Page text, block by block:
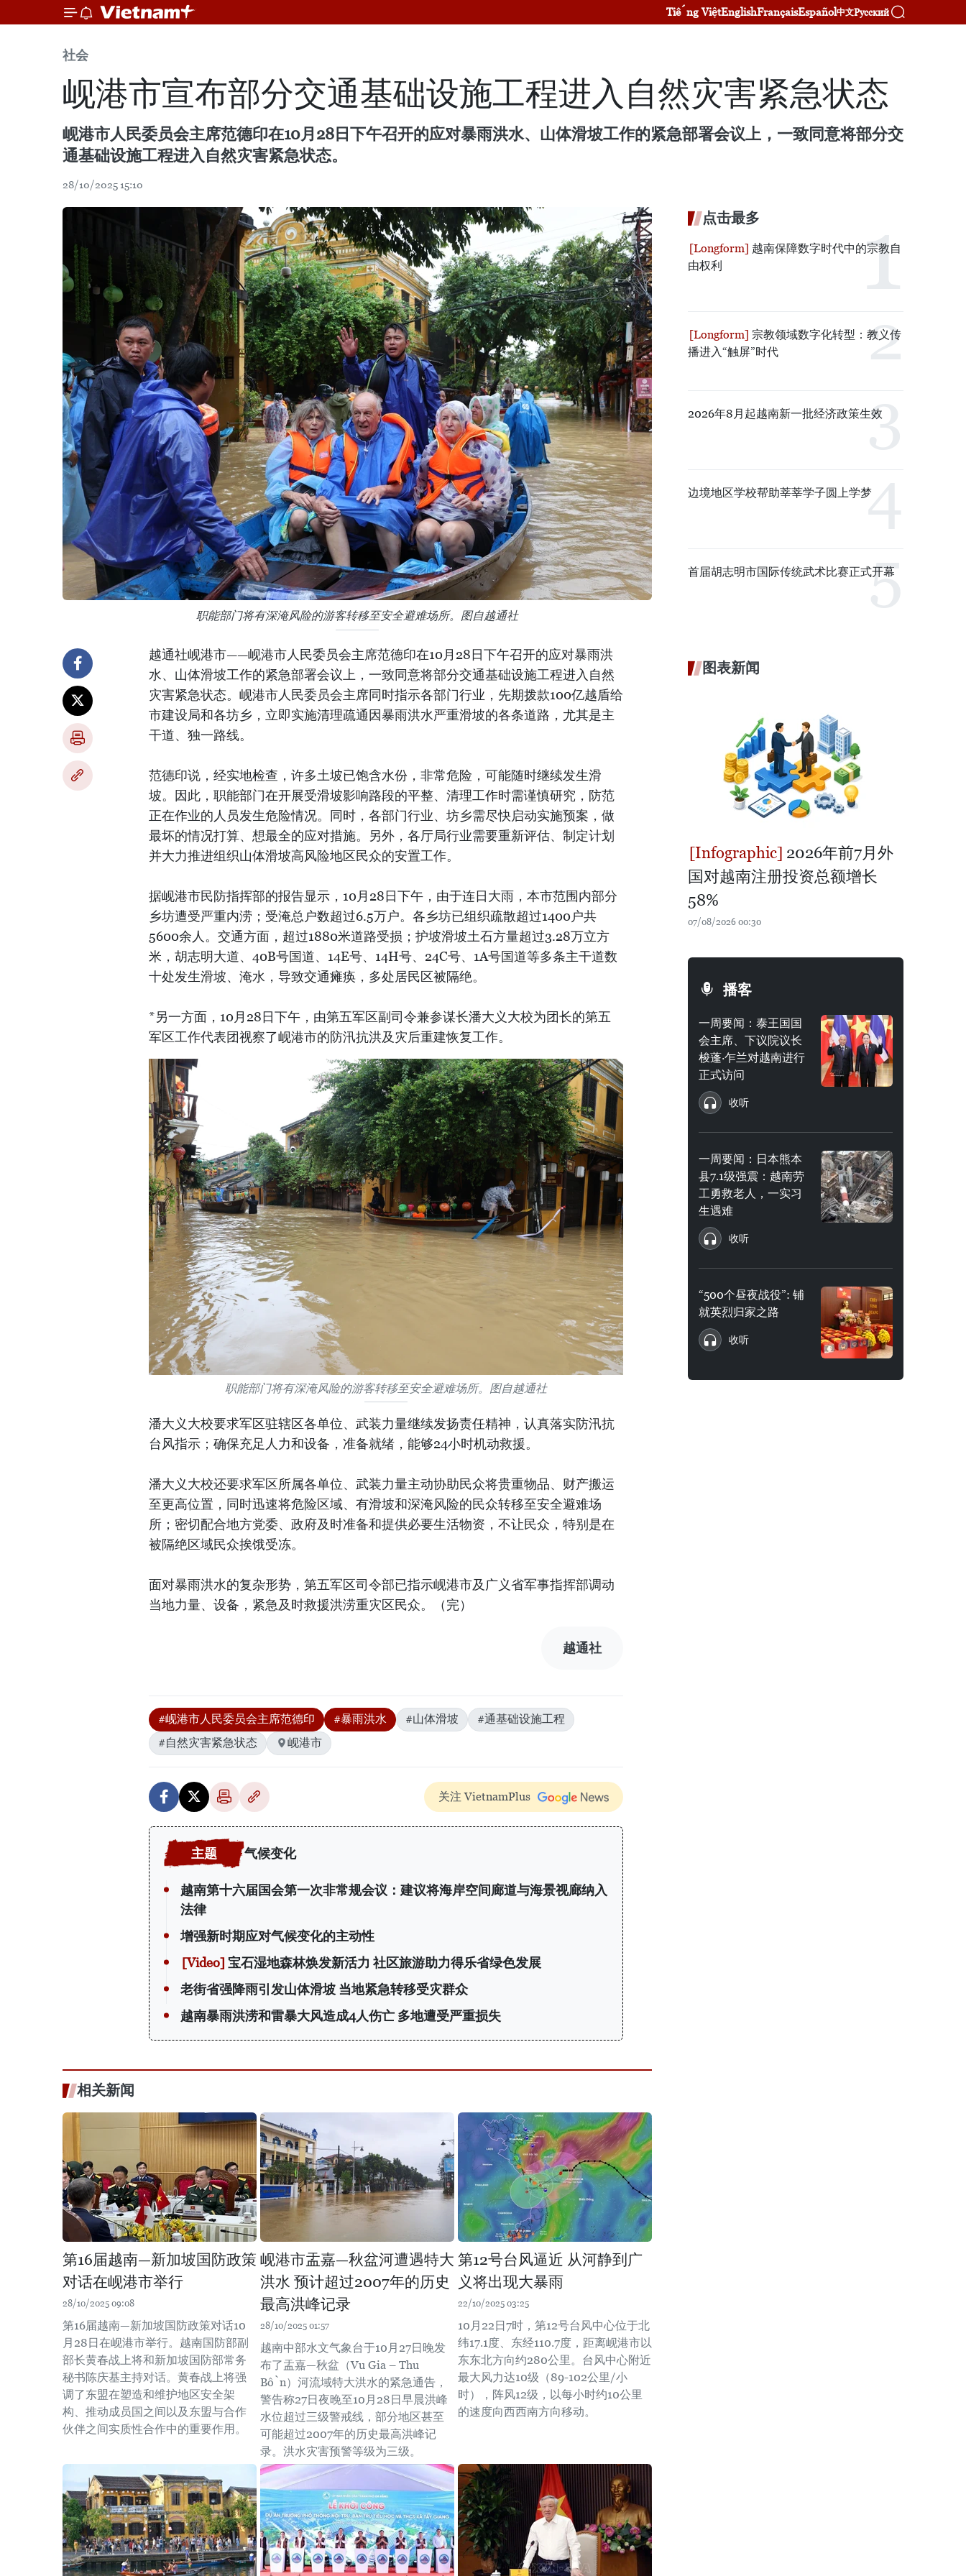
Tiếng ViệtEnglishFrançaisEspañol中文Русский
社会
岘港市宣布部分交通基础设施工程进入自然灾害紧急状态
岘港市人民委员会主席范德印在10月28日下午召开的应对暴雨洪水、山体滑坡工作的紧急部署会议上，一致同意将部分交
通基础设施工程进入自然灾害紧急状态。
28/10/2025 15:10
职能部门将有深淹风险的游客转移至安全避难场所。图自越通社
越通社岘港市——岘港市人民委员会主席范德印在10月28日下午召开的应对暴雨洪
水、山体滑坡工作的紧急部署会议上，一致同意将部分交通基础设施工程进入自然
灾害紧急状态。岘港市人民委员会主席同时指示各部门行业，先期拨款100亿越盾给
市建设局和各坊乡，立即实施清理疏通因暴雨洪水严重滑坡的各条道路，尤其是主
干道、独一路线。
范德印说，经实地检查，许多土坡已饱含水份，非常危险，可能随时继续发生滑
坡。因此，职能部门在开展受滑坡影响路段的平整、清理工作时需谨慎研究，防范
正在作业的人员发生危险情况。同时，各部门行业、坊乡需尽快启动实施预案，做
最坏的情况打算、想最全的应对措施。另外，各厅局行业需要重新评估、制定计划
并大力推进组织山体滑坡高风险地区民众的安置工作。
据岘港市民防指挥部的报告显示，10月28日下午，由于连日大雨，本市范围内部分
乡坊遭受严重内涝；受淹总户数超过6.5万户。各乡坊已组织疏散超过1400户共
5600余人。交通方面，超过1880米道路受损；护坡滑坡土石方量超过3.28万立方
米，胡志明大道、40B号国道、14E号、14H号、24C号、1A号国道等多条主干道数
十处发生滑坡、淹水，导致交通瘫痪，多处居民区被隔绝。
*另一方面，10月28日下午，由第五军区副司令兼参谋长潘大义大校为团长的第五
军区工作代表团视察了岘港市的防汛抗洪及灾后重建恢复工作。
职能部门将有深淹风险的游客转移至安全避难场所。图自越通社
潘大义大校要求军区驻辖区各单位、武装力量继续发扬责任精神，认真落实防汛抗
台风指示；确保充足人力和设备，准备就绪，能够24小时机动救援。
潘大义大校还要求军区所属各单位、武装力量主动协助民众将贵重物品、财产搬运
至更高位置，同时迅速将危险区域、有滑坡和深淹风险的民众转移至安全避难场
所；密切配合地方党委、政府及时准备和提供必要生活物资，不让民众，特别是在
被隔绝区域民众挨饿受冻。
面对暴雨洪水的复杂形势，第五军区司令部已指示岘港市及广义省军事指挥部调动
当地力量、设备，紧急及时救援洪涝重灾区民众。（完）
越通社
#岘港市人民委员会主席范德印 #暴雨洪水 #山体滑坡
#通基础设施工程
#自然灾害紧急状态
岘港市
关注 VietnamPlus
气候变化
越南第十六届国会第一次非常规会议：建议将海岸空间廊道与海景视廊纳入
法律
增强新时期应对气候变化的主动性
宝石湿地森林焕发新活力 社区旅游助力得乐省绿色发展
老街省强降雨引发山体滑坡 当地紧急转移受灾群众
越南暴雨洪涝和雷暴大风造成4人伤亡 多地遭受严重损失
相关新闻
第16届越南—新加坡国防政策
对话在岘港市举行
28/10/2025 09:08
第16届越南—新加坡国防政策对话10
月28日在岘港市举行。越南国防部副
部长黄春战上将和新加坡国防部常务
秘书陈庆基主持对话。黄春战上将强
调了东盟在塑造和维护地区安全架
构、推动成员国之间以及东盟与合作
伙伴之间实质性合作中的重要作用。
岘港市盂嘉—秋盆河遭遇特大
洪水 预计超过2007年的历史
最高洪峰记录
28/10/2025 01:57
越南中部水文气象台于10月27日晚发
布了盂嘉—秋盆（Vu Gia – Thu
Bồn）河流域特大洪水的紧急通告，
警告称27日夜晚至10月28日早晨洪峰
水位超过三级警戒线，部分地区甚至
可能超过2007年的历史最高洪峰记
录。洪水灾害预警等级为三级。
第12号台风逼近 从河静到广
义将出现大暴雨
22/10/2025 03:25
10月22日7时，第12号台风中心位于北
纬17.1度、东经110.7度，距离岘港市以
东东北方向约280公里。台风中心附近
最大风力达10级（89-102公里/小
时），阵风12级，以每小时约10公里
的速度向西西南方向移动。
点击最多
越南保障数字时代中的宗教自
由权利
宗教领域数字化转型：教义传
播进入“触屏”时代
2026年8月起越南新一批经济政策生效
边境地区学校帮助莘莘学子圆上学梦
首届胡志明市国际传统武术比赛正式开幕
图表新闻
2026年前7月外
国对越南注册投资总额增长
58%
07/08/2026 00:30
播客
一周要闻：泰王国国
会主席、下议院议长
梭蓬·乍兰对越南进行
正式访问
收听
一周要闻：日本熊本
县7.1级强震：越南劳
工勇救老人，一实习
生遇难
收听
“500个昼夜战役”: 铺
就英烈归家之路
收听